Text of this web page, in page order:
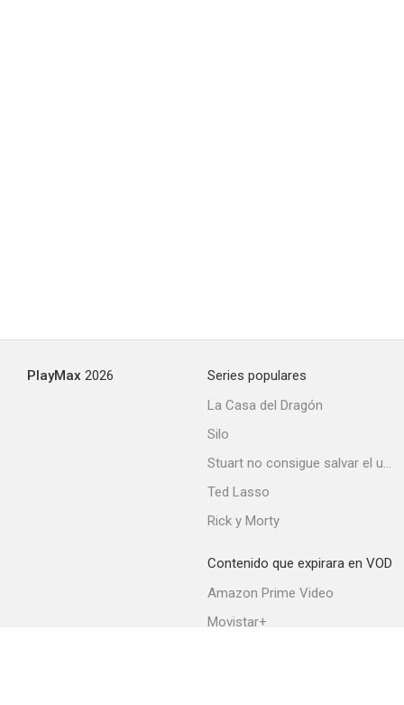
PlayMax 2026
Series populares
La Casa del Dragón
Silo
Stuart no consigue salvar el universo
Ted Lasso
Rick y Morty
Contenido que expirara en VOD
Amazon Prime Video
Movistar+